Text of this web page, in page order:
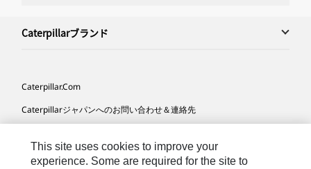
Caterpillarブランド
Caterpillar.com
Caterpillarジャパンへのお問い合わせ＆連絡先
サイト･マップ
This site uses cookies to improve your
experience. Some are required for the site to